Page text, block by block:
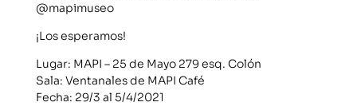
@mapimuseo
¡Los esperamos!
Lugar: MAPI – 25 de Mayo 279 esq. Colón
Sala: Ventanales de MAPI Café
Fecha: 29/3 al 5/4/2021